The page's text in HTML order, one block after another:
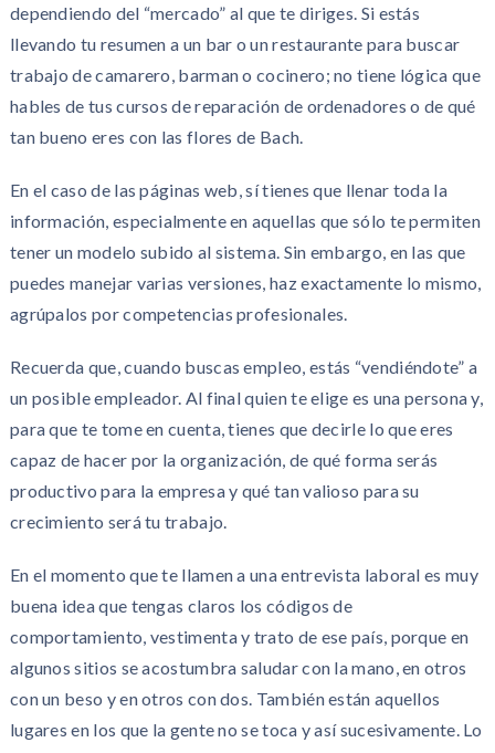
dependiendo del “mercado” al que te diriges. Si estás
llevando tu resumen a un bar o un restaurante para buscar
trabajo de camarero, barman o cocinero; no tiene lógica que
hables de tus cursos de reparación de ordenadores o de qué
tan bueno eres con las flores de Bach.
En el caso de las páginas web, sí tienes que llenar toda la
información, especialmente en aquellas que sólo te permiten
tener un modelo subido al sistema. Sin embargo, en las que
puedes manejar varias versiones, haz exactamente lo mismo,
agrúpalos por competencias profesionales.
Recuerda que, cuando buscas empleo, estás “vendiéndote” a
un posible empleador. Al final quien te elige es una persona y,
para que te tome en cuenta, tienes que decirle lo que eres
capaz de hacer por la organización, de qué forma serás
productivo para la empresa y qué tan valioso para su
crecimiento será tu trabajo.
En el momento que te llamen a una entrevista laboral es muy
buena idea que tengas claros los códigos de
comportamiento, vestimenta y trato de ese país, porque en
algunos sitios se acostumbra saludar con la mano, en otros
con un beso y en otros con dos. También están aquellos
lugares en los que la gente no se toca y así sucesivamente. Lo